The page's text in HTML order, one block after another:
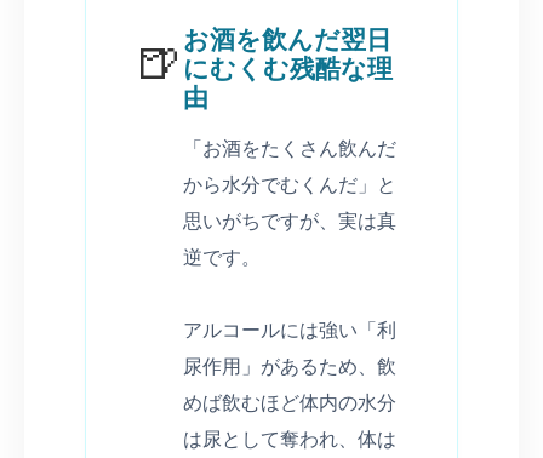
🍺 お酒を飲んだ翌日
にむくむ残酷な理
由
「お酒をたくさん飲んだ
から水分でむくんだ」と
思いがちですが、実は真
逆です。
アルコールには強い「利
尿作用」があるため、飲
めば飲むほど体内の水分
は尿として奪われ、体は